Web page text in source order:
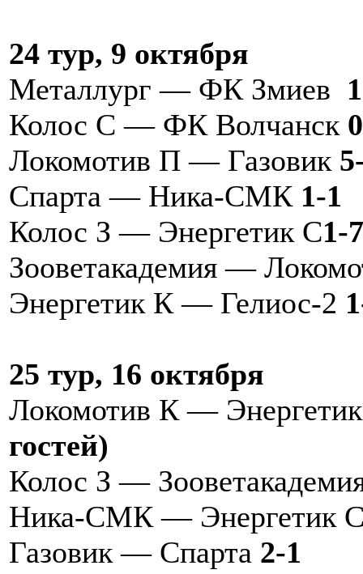
24 тур, 9 октября
Металлург — ФК Змиев
Колос С — ФК Волчанск
Локомотив П — Газовик
Спарта — Ника-СМК 1-1
Колос З — Энергетик С1-7
Зооветакадемия —
Энергетик К — Гелиос-2
25 тур, 16 октября
Локомотив К —
гостей)
Колос З —
Ника-СМК — Энергетик
Газовик — Спарта 2-1